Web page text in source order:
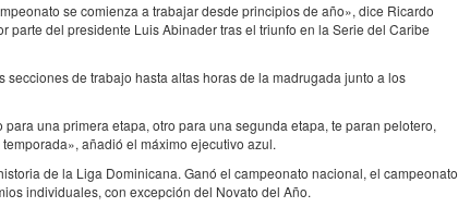
se comienza a trabajar desde principios de año», dice Ricardo
parte del presidente Luis Abinader tras el triunfo en la Serie del Caribe
de trabajo hasta altas horas de la madrugada junto a los
una primera etapa, otro para una segunda etapa, te paran pelotero,
añadió el máximo ejecutivo azul.
de la Liga Dominicana. Ganó el campeonato nacional, el campeonato
individuales, con excepción del Novato del Año.